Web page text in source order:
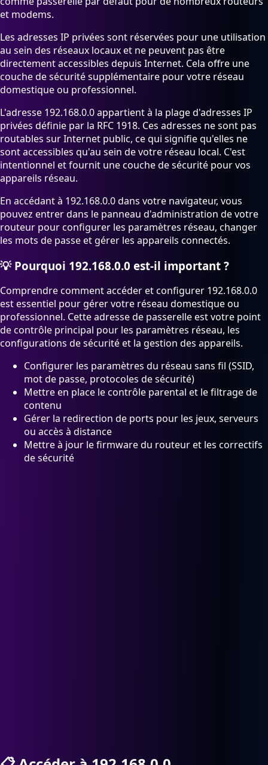
et modems.
Les adresses IP privées sont réservées pour une utilisation
au sein des réseaux locaux et ne peuvent pas être
directement accessibles depuis Internet. Cela offre une
couche de sécurité supplémentaire pour votre réseau
domestique ou professionnel.
L'adresse 192.168.0.0 appartient à la plage d'adresses IP
privées définie par la RFC 1918. Ces adresses ne sont pas
routables sur Internet public, ce qui signifie qu'elles ne
sont accessibles qu'au sein de votre réseau local. C'est
intentionnel et fournit une couche de sécurité pour vos
appareils réseau.
En accédant à 192.168.0.0 dans votre navigateur, vous
pouvez entrer dans le panneau d'administration de votre
routeur pour configurer les paramètres réseau, changer
les mots de passe et gérer les appareils connectés.
💡Pourquoi 192.168.0.0 est-il important ?
Comprendre comment accéder et configurer 192.168.0.0
est essentiel pour gérer votre réseau domestique ou
professionnel. Cette adresse de passerelle est votre point
de contrôle principal pour les paramètres réseau, les
configurations de sécurité et la gestion des appareils.
Configurer les paramètres du réseau sans fil (SSID,
mot de passe, protocoles de sécurité)
Mettre en place le contrôle parental et le filtrage de
contenu
Gérer la redirection de ports pour les jeux, serveurs
ou accès à distance
Mettre à jour le firmware du routeur et les correctifs
de sécurité